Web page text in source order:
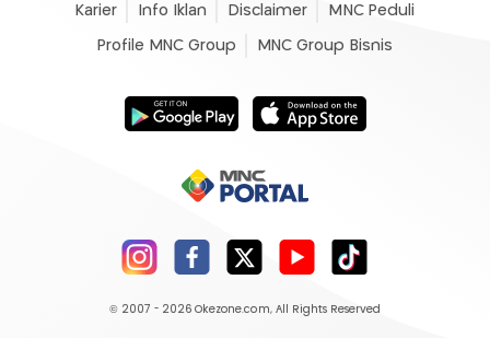
Karier Info Iklan Disclaimer MNC Peduli
Profile MNC Group MNC Group Bisnis
© 2007 - 2026 Okezone.com, All Rights Reserved